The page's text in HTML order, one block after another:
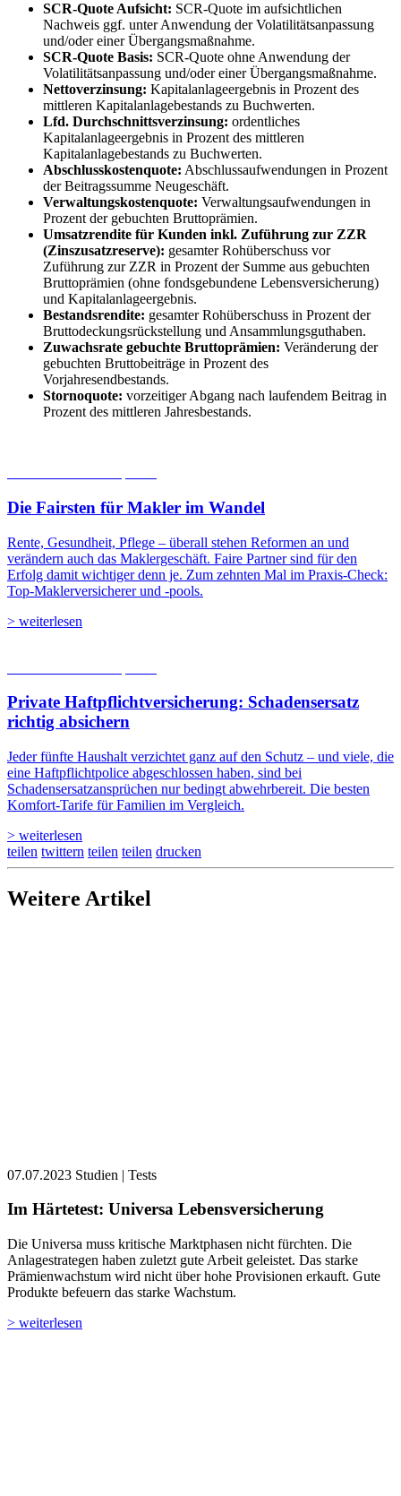
SCR-Quote Aufsicht: SCR-Quote im aufsichtlichen
Nachweis ggf. unter Anwendung der Volatilitätsanpassung
und/oder einer Übergangsmaßnahme.
SCR-Quote Basis: SCR-Quote ohne Anwendung der
Volatilitätsanpassung und/oder einer Übergangsmaßnahme.
Nettoverzinsung: Kapitalanlageergebnis in Prozent des
mittleren Kapitalanlagebestands zu Buchwerten.
Lfd. Durchschnittsverzinsung: ordentliches
Kapitalanlageergebnis in Prozent des mittleren
Kapitalanlagebestands zu Buchwerten.
Abschlusskostenquote: Abschlussaufwendungen in Prozent
der Beitragssumme Neugeschäft.
Verwaltungskostenquote: Verwaltungsaufwendungen in
Prozent der gebuchten Bruttoprämien.
Umsatzrendite für Kunden inkl. Zuführung zur ZZR
(Zinszusatzreserve): gesamter Rohüberschuss vor
Zuführung zur ZZR in Prozent der Summe aus gebuchten
Bruttoprämien (ohne fondsgebundene Lebensversicherung)
und Kapitalanlageergebnis.
Bestandsrendite: gesamter Rohüberschuss in Prozent der
Bruttodeckungsrückstellung und Ansammlungsguthaben.
Zuwachsrate gebuchte Bruttoprämien: Veränderung der
gebuchten Bruttobeiträge in Prozent des
Vorjahresendbestands.
Stornoquote: vorzeitiger Abgang nach laufendem Beitrag in
Prozent des mittleren Jahresbestands.
Die Fairsten für Makler im Wandel
Rente, Gesundheit, Pflege – überall stehen Reformen an und
verändern auch das Maklergeschäft. Faire Partner sind für den
Erfolg damit wichtiger denn je. Zum zehnten Mal im Praxis-Check:
Top-Maklerversicherer und -pools.
> weiterlesen
Private Haftpflicht­versicherung: Schadensersatz
richtig absichern
Jeder fünfte Haushalt verzichtet ganz auf den Schutz – und viele, die
eine Haftpflichtpolice abgeschlossen haben, sind bei
Schadensersatzansprüchen nur bedingt abwehrbereit. Die besten
Komfort-Tarife für Familien im Vergleich.
> weiterlesen
teilen twittern teilen teilen drucken
Weitere Artikel
07.07.2023 Studien | Tests
Im Härtetest: Universa Lebensversicherung
Die Universa muss kritische Marktphasen nicht fürchten. Die
Anlage­strategen haben zuletzt gute Arbeit geleistet. Das starke
Prämienwachstum wird nicht über hohe Provisionen erkauft. Gute
Produkte befeuern das starke Wachstum.
> weiterlesen